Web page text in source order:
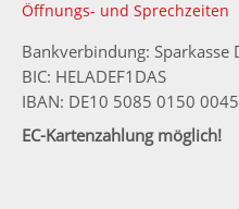
Öffnungs- und Sprechzeiten
Bankverbindung: Sparkasse
BIC: HELADEF1DAS
IBAN: DE10 5085 0150
EC-Kartenzahlung möglich!